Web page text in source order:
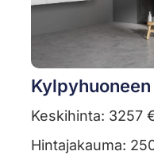
Keskihinta: 3257
Hintajakauma: